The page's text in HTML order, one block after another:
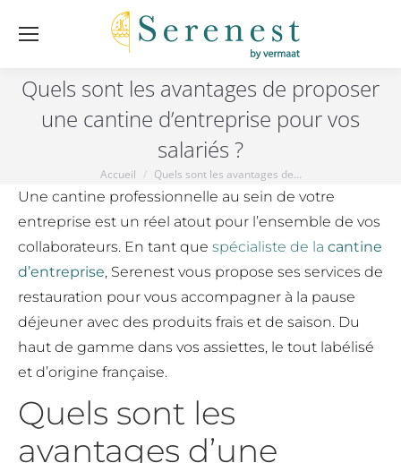
Quels sont les avantages de proposer
une cantine d’entreprise pour vos
salariés ?
Vous êtes ici :
Accueil Quels sont les avantages de…
Une cantine professionnelle au sein de votre
entreprise est un réel atout pour l’ensemble de vos
collaborateurs. En tant que spécialiste de la cantine
d’entreprise, Serenest vous propose ses services de
restauration pour vous accompagner à la pause
déjeuner avec des produits frais et de saison. Du
haut de gamme dans vos assiettes, le tout labélisé
et d’origine française.
Quels sont les
avantages d’une